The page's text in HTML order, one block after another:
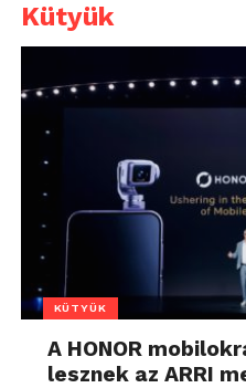
Kütyük
KÜTYÜK
A HONOR
lesznek az ARRI